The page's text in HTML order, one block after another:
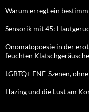
Warum erregt ein
Sensorik mit 45:
Onomatopoesie in der
feuchten
LGBTQ+ ENF-Szenen,
Hazing und die Lust am